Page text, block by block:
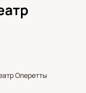
Оперетты